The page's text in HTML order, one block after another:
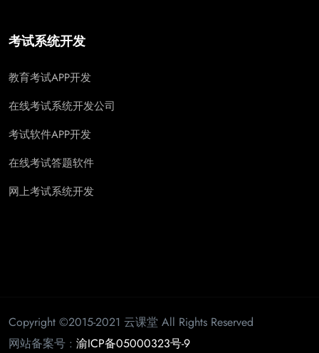
考试系统开发
教育考试APP开发
在线考试系统开发公司
考试软件APP开发
在线考试答题软件
网上考试系统开发
Copyright ©2015-2021 云课堂 All Rights Reserved
网站备案号 : 渝ICP备05000323号-9